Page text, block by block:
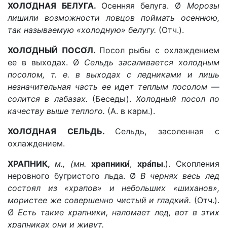
ХОЛО́ДНАЯ БЕЛУГА. Осенняя белуга. ØМорозы
лишили возможности ловцов поймать осеннюю,
так называемую «холодную» белугу. (Отч.).
ХОЛО́ДНЫЙ ПОСО́Л. Посол рыбы с охлаждением
ее в выходах. Ø Сельдь засаливается холодным
посолом, т. е. в выходах с ледниками и лишь
незначительная часть ее идет теплым посолом —
солится в лабазах. (Беседы).Холодный посол по
качеству выше теплого. (А. в карм.).
ХОЛО́ДНАЯ СЕЛЬДЬ. Сельдь, засоленная с
охлаждением.
ХРАПНИК, м., (мн.храпники́,хра́пы.). Скопления
неровного бугристого льда. Ø В чернях весь лед
состоял из «храпов» и небольших «шиханов»,
мористее же совершенно чистый и гладкий. (Отч.).
Ø Есть такие храпники, наломает лед, вот в этих
храпниках они и живут.